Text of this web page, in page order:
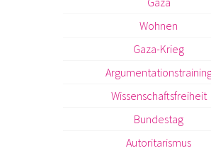
Wohnen
Gaza-Krieg
Wissenschaftsfreiheit
Bundestag
Autoritarismus